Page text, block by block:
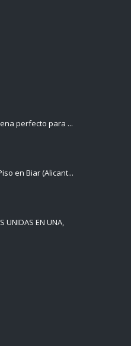
perfecto para ...
en Biar (Alicant...
UNIDAS EN UNA,